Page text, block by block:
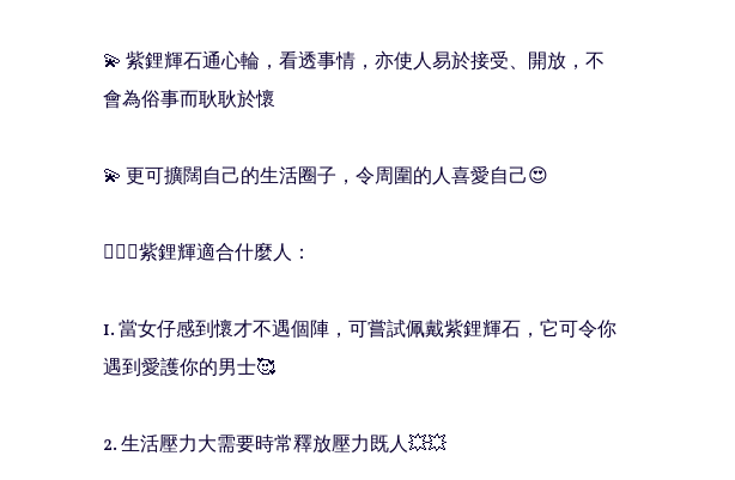
💫 紫鋰輝石通心輪，看透事情，亦使人易於接受、開放，不
會為俗事而耿耿於懷
💫 更可擴闊自己的生活圈子，令周圍的人喜愛自己😍
🧚🏻‍♀️紫鋰輝適合什麼人：
1. 當女仔感到懷才不遇個陣，可嘗試佩戴紫鋰輝石，它可令你
遇到愛護你的男士🥰
2. 生活壓力大需要時常釋放壓力既人💥💥